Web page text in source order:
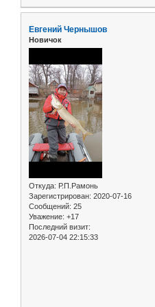
Евгений Чернышов
Новичок
Откуда: Р.П.Рамонь
Зарегистрирован: 2020-07-16
Сообщений: 25
Уважение: +17
Последний визит:
2026-07-04 22:15:33